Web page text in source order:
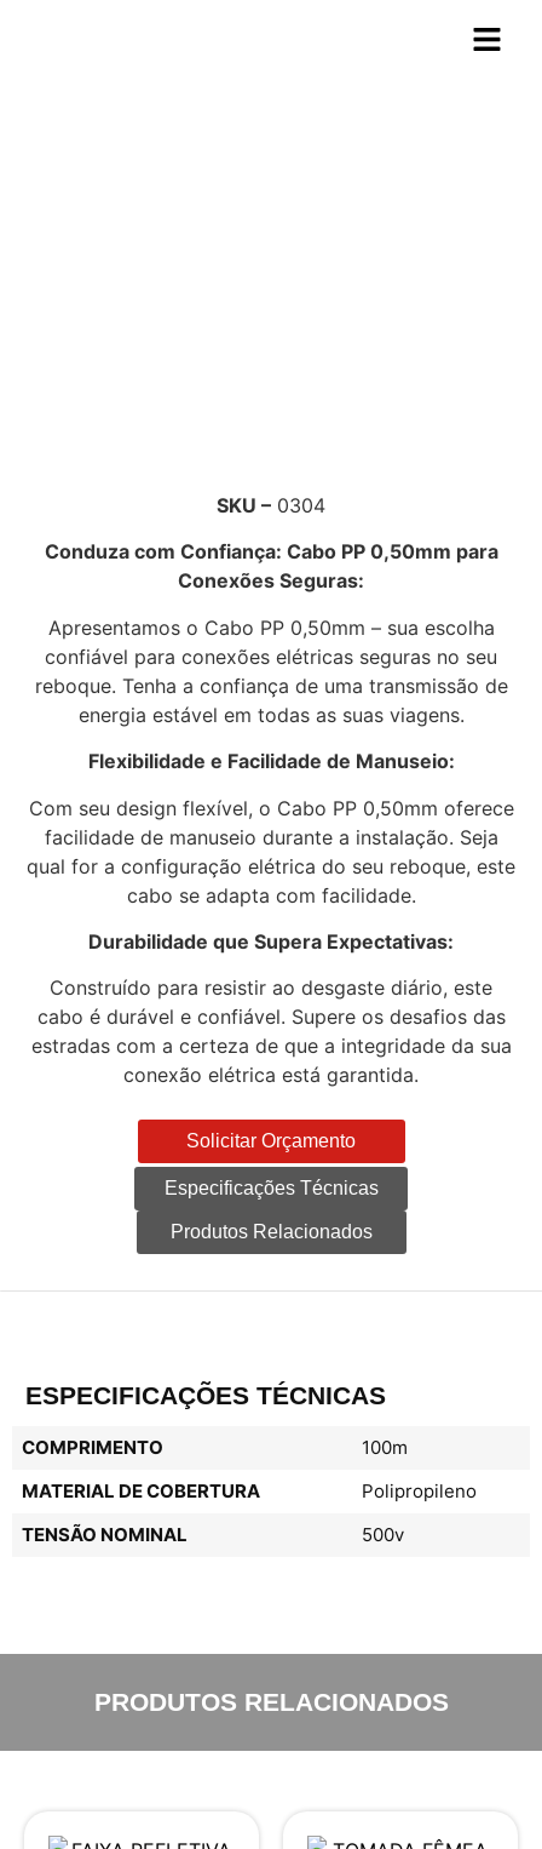
SKU – 0304
Conduza com Confiança: Cabo PP 0,50mm para
Conexões Seguras:
Apresentamos o Cabo PP 0,50mm – sua escolha
confiável para conexões elétricas seguras no seu
reboque. Tenha a confiança de uma transmissão de
energia estável em todas as suas viagens.
Flexibilidade e Facilidade de Manuseio:
Com seu design flexível, o Cabo PP 0,50mm oferece
facilidade de manuseio durante a instalação. Seja
qual for a configuração elétrica do seu reboque, este
cabo se adapta com facilidade.
Durabilidade que Supera Expectativas:
Construído para resistir ao desgaste diário, este
cabo é durável e confiável. Supere os desafios das
estradas com a certeza de que a integridade da sua
conexão elétrica está garantida.
Solicitar Orçamento
Especificações Técnicas
Produtos Relacionados
ESPECIFICAÇÕES TÉCNICAS
COMPRIMENTO
100m
MATERIAL DE COBERTURA
Polipropileno
TENSÃO NOMINAL
500v
PRODUTOS RELACIONADOS